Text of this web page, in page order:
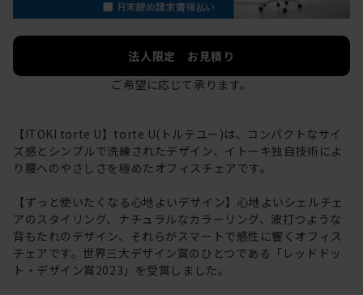
法人限定 お見積り
ご希望に応じて承ります。
【ITOKI torte U】torte U(トルテユー)は、コンパクトなサイ
ズ感とシンプルで洗練されたデザイン、イトーキ独自技術によ
り腰へのやさしさを極めたオフィスチェアです。
【ずっと使いたくなる心地よいデザイン】心地よいシェルチェ
アのスタイリング、ナチュラルなカラーリング、波打つような
背もたれのデザイン、それらがスマートで感性に響くオフィス
チェアです。世界三大デザイン賞のひとつである「レッドドッ
ト・デザイン賞2023」を受賞しました。